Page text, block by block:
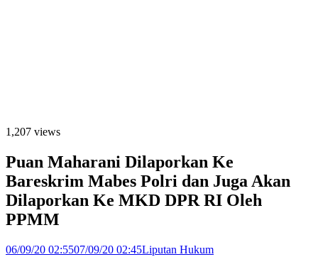
1,207 views
Puan Maharani Dilaporkan Ke
Bareskrim Mabes Polri dan Juga Akan
Dilaporkan Ke MKD DPR RI Oleh
PPMM
06/09/20 02:5507/09/20 02:45Liputan Hukum